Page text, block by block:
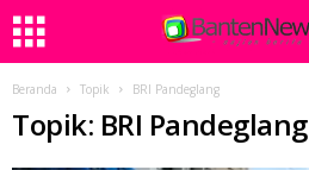
Beranda Topik BRI Pandeglang
Topik: BRI Pandeglang